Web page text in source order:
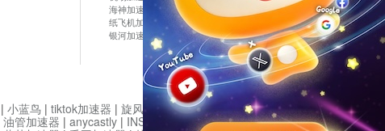
海神加速器
猴王加速器 神灯vp加速器
纸飞机加速器
蓝泡加速器 西游加速器
起飞加速器
银河加速器 鱼跃加速器 鹰眼加速器 黑洞加速版
| 小蓝鸟 | tiktok加速器 | 旋风加速度器|旋风加速 |
油管加速器 | anycastly | INS加速器|INS加速器免费版